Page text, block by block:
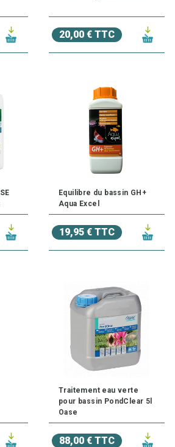
20,00 € TTC
Equilibre du bassin GH+
Aqua Excel
19,95 € TTC
Traitement eau verte
pour bassin PondClear 5l
Oase
88,00 € TTC